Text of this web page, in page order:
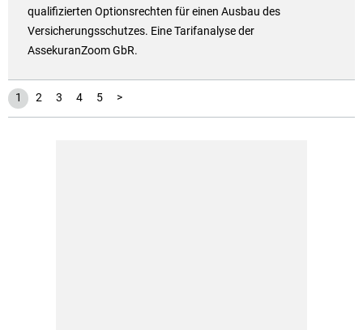
qualifizierten Optionsrechten für einen Ausbau des
Versicherungsschutzes. Eine Tarifanalyse der
AssekuranZoom GbR.
1 2 3 4 5 >